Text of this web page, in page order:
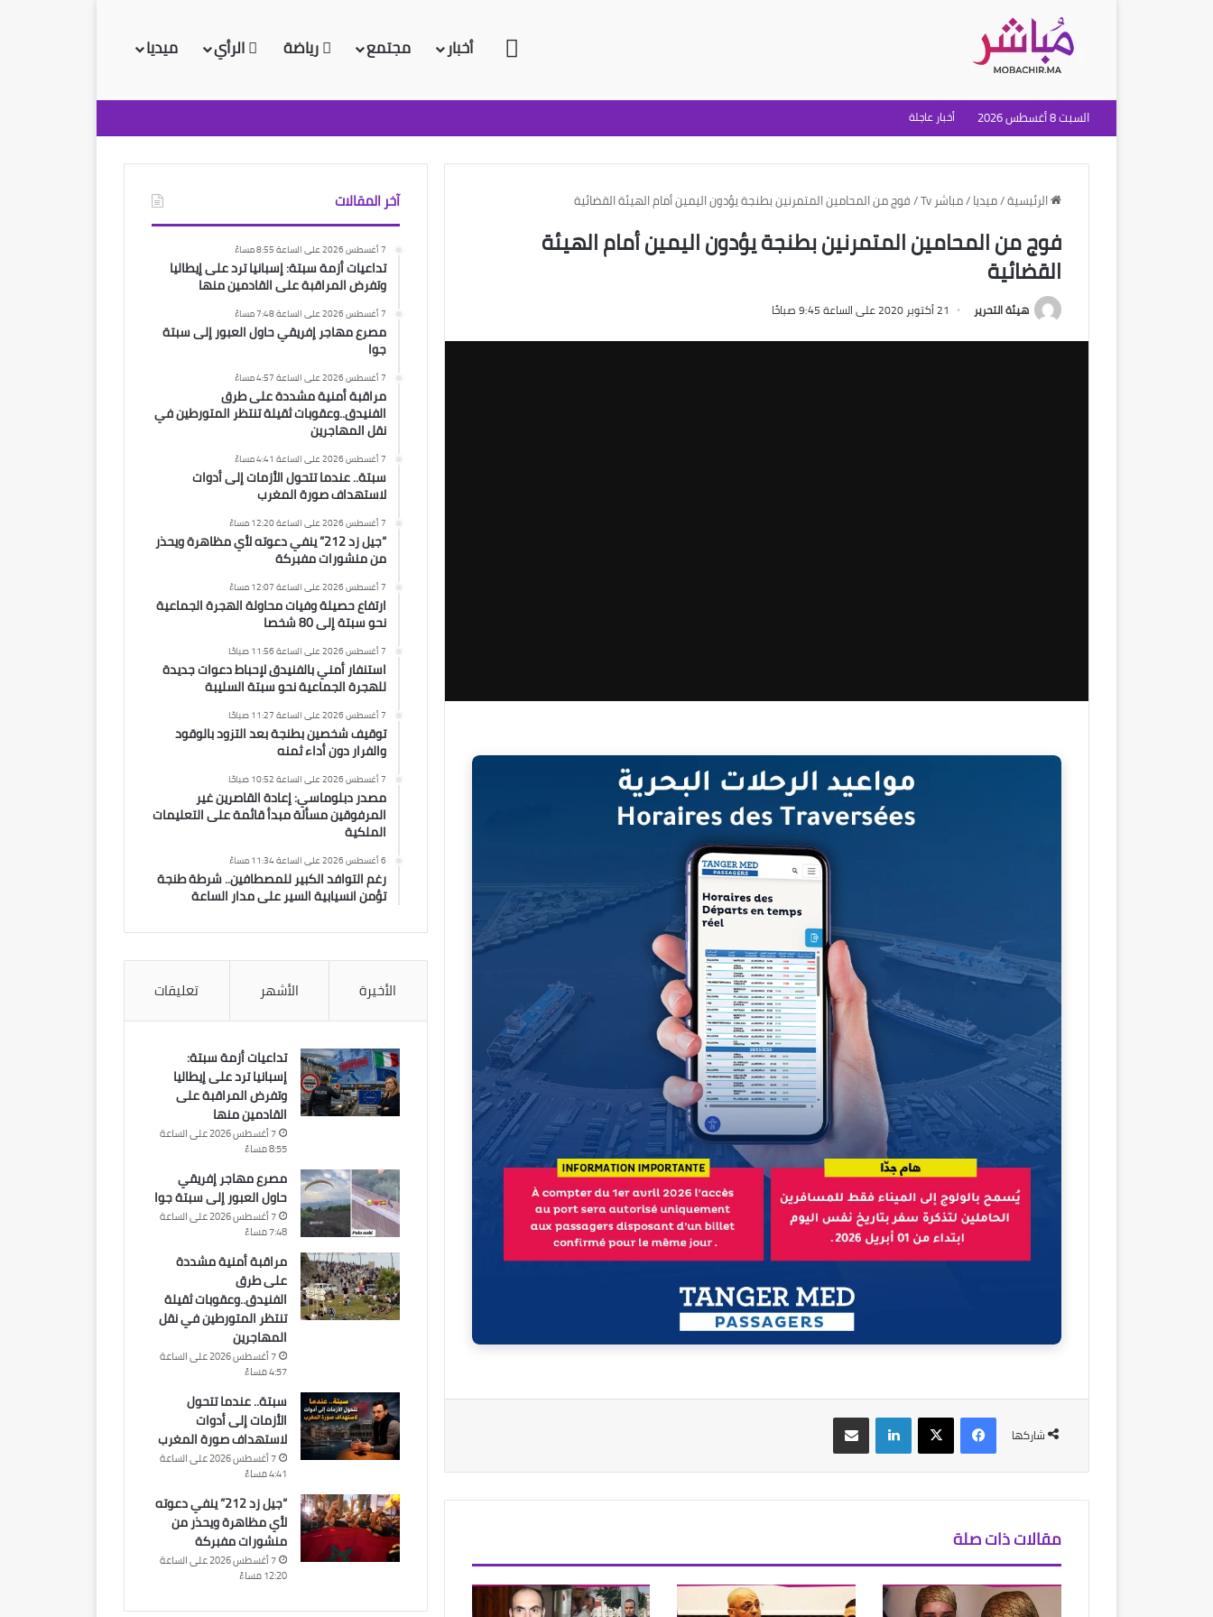
الرئيسية
أخبار مجتمع رياضة الرأي ميديا
السبت 8 أغسطس 2026 أخبار عاجلة
الرئيسية/ميديا/مباشر Tv /فوج من المحامين المتمرنين بطنجة يؤدون اليمين أمام الهيئة القضائية
فوج من المحامين المتمرنين بطنجة يؤدون اليمين أمام الهيئة
القضائية
هيئة التحرير 21 أكتوبر 2020 على الساعة 9:45 صباحًا
شاركها
فيسبوك‫X لينكدإن مشاركة عبر البريد
مقالات ذات صلة
آخر المقالات
7 أغسطس 2026 على الساعة 8:55 مساءً
تداعيات أزمة سبتة: إسبانيا ترد على إيطاليا
وتفرض المراقبة على القادمين منها
7 أغسطس 2026 على الساعة 7:48 مساءً
مصرع مهاجر إفريقي حاول العبور إلى سبتة
جوا
7 أغسطس 2026 على الساعة 4:57 مساءً
مراقبة أمنية مشددة على طرق
الفنيدق..وعقوبات ثقيلة تنتظر المتورطين في
نقل المهاجرين
7 أغسطس 2026 على الساعة 4:41 مساءً
سبتة.. عندما تتحول الأزمات إلى أدوات
لاستهداف صورة المغرب
7 أغسطس 2026 على الساعة 12:20 مساءً
“جيل زد 212” ينفي دعوته لأي مظاهرة ويحذر
من منشورات مفبركة
7 أغسطس 2026 على الساعة 12:07 مساءً
ارتفاع حصيلة وفيات محاولة الهجرة الجماعية
نحو سبتة إلى 80 شخصا
7 أغسطس 2026 على الساعة 11:56 صباحًا
استنفار أمني بالفنيدق لإحباط دعوات جديدة
للهجرة الجماعية نحو سبتة السليبة
7 أغسطس 2026 على الساعة 11:27 صباحًا
توقيف شخصين بطنجة بعد التزود بالوقود
والفرار دون أداء ثمنه
7 أغسطس 2026 على الساعة 10:52 صباحًا
مصدر دبلوماسي: إعادة القاصرين غير
المرفوقين مسألة مبدأ قائمة على التعليمات
الملكية
6 أغسطس 2026 على الساعة 11:34 مساءً
رغم التوافد الكبير للمصطافين.. شرطة طنجة
تؤمن انسيابية السير على مدار الساعة
الأخيرة الأشهر تعليقات
تداعيات أزمة سبتة:
إسبانيا ترد على إيطاليا
وتفرض المراقبة على
القادمين منها
7 أغسطس 2026 على الساعة
8:55 مساءً
مصرع مهاجر إفريقي
حاول العبور إلى سبتة جوا
7 أغسطس 2026 على الساعة
7:48 مساءً
مراقبة أمنية مشددة
على طرق
الفنيدق..وعقوبات ثقيلة
تنتظر المتورطين في نقل
المهاجرين
7 أغسطس 2026 على الساعة
4:57 مساءً
سبتة.. عندما تتحول
الأزمات إلى أدوات
لاستهداف صورة المغرب
7 أغسطس 2026 على الساعة
4:41 مساءً
“جيل زد 212” ينفي دعوته
لأي مظاهرة ويحذر من
منشورات مفبركة
7 أغسطس 2026 على الساعة
12:20 مساءً